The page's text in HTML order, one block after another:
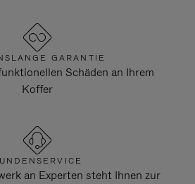
GARANTIE
Schäden an Ihrem
Koffer
an Experten steht Ihnen zur